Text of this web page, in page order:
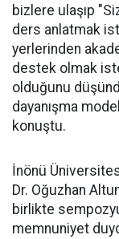
bizlere ulaşıp
ders anlatmak
yerlerinden
destek olmak
olduğunu
dayanışma
konuştu.
İnönü
Dr. Oğuzhan
birlikte
memnuniyet